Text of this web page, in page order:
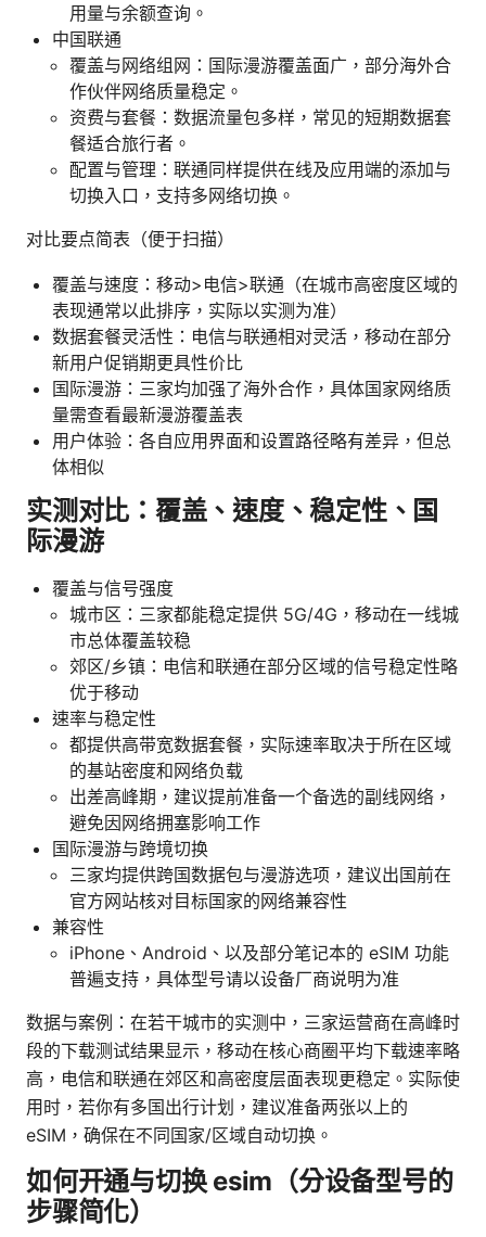
用量与余额查询。
中国联通
覆盖与网络组网：国际漫游覆盖面广，部分海外合
作伙伴网络质量稳定。
资费与套餐：数据流量包多样，常见的短期数据套
餐适合旅行者。
配置与管理：联通同样提供在线及应用端的添加与
切换入口，支持多网络切换。
对比要点简表（便于扫描）
覆盖与速度：移动>电信>联通（在城市高密度区域的
表现通常以此排序，实际以实测为准）
数据套餐灵活性：电信与联通相对灵活，移动在部分
新用户促销期更具性价比
国际漫游：三家均加强了海外合作，具体国家网络质
量需查看最新漫游覆盖表
用户体验：各自应用界面和设置路径略有差异，但总
体相似
实测对比：覆盖、速度、稳定性、国
际漫游
覆盖与信号强度
城市区：三家都能稳定提供 5G/4G，移动在一线城
市总体覆盖较稳
郊区/乡镇：电信和联通在部分区域的信号稳定性略
优于移动
速率与稳定性
都提供高带宽数据套餐，实际速率取决于所在区域
的基站密度和网络负载
出差高峰期，建议提前准备一个备选的副线网络，
避免因网络拥塞影响工作
国际漫游与跨境切换
三家均提供跨国数据包与漫游选项，建议出国前在
官方网站核对目标国家的网络兼容性
兼容性
iPhone、Android、以及部分笔记本的 eSIM 功能
普遍支持，具体型号请以设备厂商说明为准
数据与案例：在若干城市的实测中，三家运营商在高峰时
段的下载测试结果显示，移动在核心商圈平均下载速率略
高，电信和联通在郊区和高密度层面表现更稳定。实际使
用时，若你有多国出行计划，建议准备两张以上的
eSIM，确保在不同国家/区域自动切换。
如何开通与切换 esim（分设备型号的
步骤简化）